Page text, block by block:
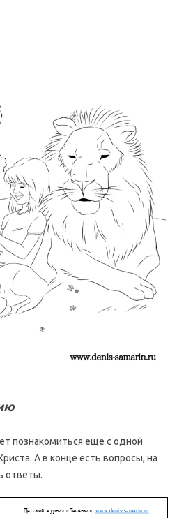
познакомиться еще с одной
А в конце есть вопросы, на
ответы.